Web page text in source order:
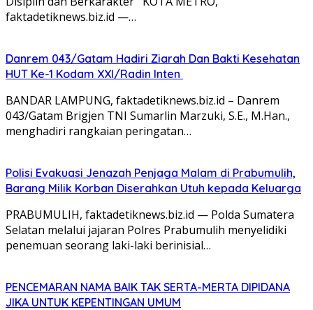
faktadetiknews.biz.id —…
Danrem 043/Gatam Hadiri Ziarah Dan Bakti Kesehatan
HUT Ke-1 Kodam XXI/Radin Inten
BANDAR LAMPUNG, faktadetiknews.biz.id – Danrem
043/Gatam Brigjen TNI Sumarlin Marzuki, S.E., M.Han.,
menghadiri rangkaian peringatan…
Polisi Evakuasi Jenazah Penjaga Malam di Prabumulih,
Barang Milik Korban Diserahkan Utuh kepada Keluarga
PRABUMULIH, faktadetiknews.biz.id — Polda Sumatera
Selatan melalui jajaran Polres Prabumulih menyelidiki
penemuan seorang laki-laki berinisial…
PENCEMARAN NAMA BAIK TAK SERTA-MERTA DIPIDANA
JIKA UNTUK KEPENTINGAN UMUM